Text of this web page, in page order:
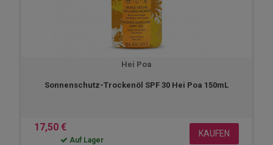
Hei Poa
Sonnenschutz-Trockenöl SPF 30 Hei Poa 150mL
17,50 €
Auf Lager
KAUFEN